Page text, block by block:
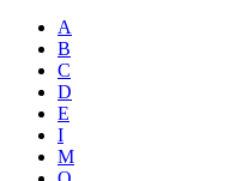
A
B
C
D
E
I
M